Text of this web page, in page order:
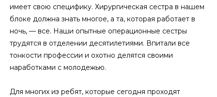
имеет свою специфику. Хирургическая сестра в нашем
блоке должна знать многое, а та, которая работает в
ночь, — все. Наши опытные операционные сестры
трудятся в отделении десятилетиями. Впитали все
тонкости профессии и охотно делятся своими
наработками с молодежью.
Для многих из ребят, которые сегодня проходят